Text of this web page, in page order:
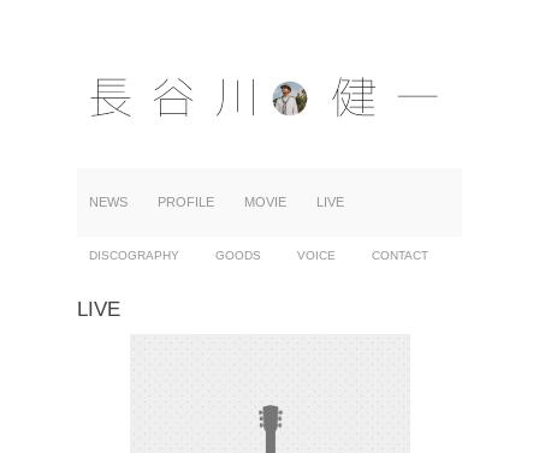
NEWS PROFILE MOVIE LIVE
DISCOGRAPHY GOODS VOICE CONTACT
LIVE